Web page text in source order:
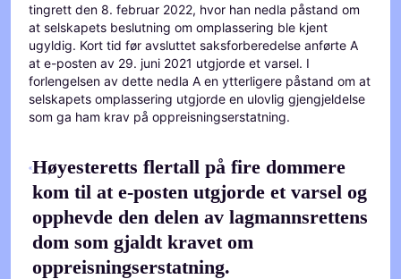
tingrett den 8. februar 2022, hvor han nedla påstand om
at selskapets beslutning om omplassering ble kjent
ugyldig. Kort tid før avsluttet saksforberedelse anførte A
at e-posten av 29. juni 2021 utgjorde et varsel. I
forlengelsen av dette nedla A en ytterligere påstand om at
selskapets omplassering utgjorde en ulovlig gjengjeldelse
som ga ham krav på oppreisningserstatning.
Høyesteretts flertall på fire dommere
kom til at e-posten utgjorde et varsel og
opphevde den delen av lagmannsrettens
dom som gjaldt kravet om
oppreisningserstatning.